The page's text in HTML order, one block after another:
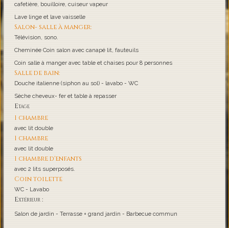
cafetière, bouilloire, cuiseur vapeur
Lave linge et lave vaisselle
Salon- salle à manger:
Télévision, sono.
Cheminée Coin salon avec canapé lit, fauteuils
Coin salle à manger avec table et chaises pour 8 personnes
Salle de bain:
Douche italienne (siphon au sol) - lavabo - WC
Sèche cheveux- fer et table à repasser
Etage
1 chambre
avec lit double
1 chambre
avec lit double
1 chambre d'enfants
avec 2 lits superposés.
Coin toilette
WC - Lavabo
Extérieur :
Salon de jardin - Terrasse + grand jardin - Barbecue commun